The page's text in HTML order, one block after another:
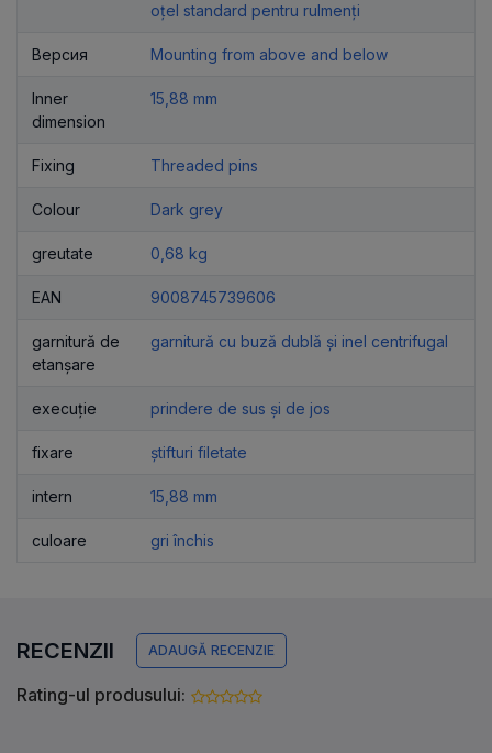
oțel standard pentru rulmenți
Версия Mounting from above and below
Inner
dimension
15,88 mm
Fixing Threaded pins
Colour Dark grey
greutate 0,68 kg
EAN 9008745739606
garnitură de
etanșare
garnitură cu buză dublă și inel centrifugal
execuție prindere de sus și de jos
fixare știfturi filetate
intern 15,88 mm
culoare gri închis
RECENZII ADAUGĂ RECENZIE
Rating-ul produsului: